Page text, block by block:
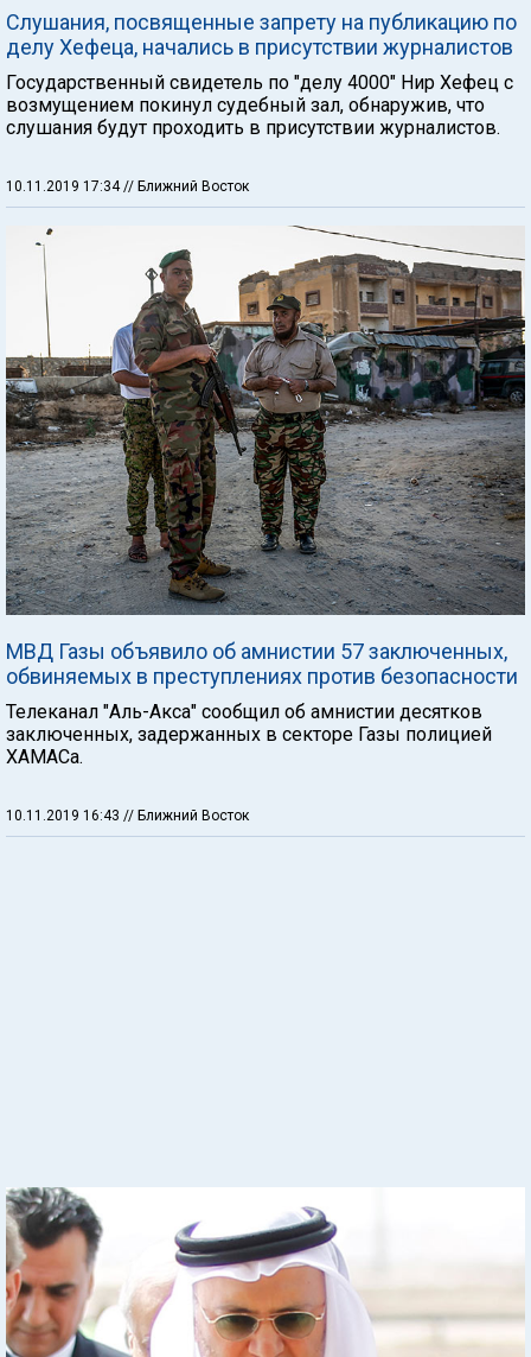
Слушания, посвященные запрету на публикацию по
делу Хефеца, начались в присутствии журналистов
Государственный свидетель по "делу 4000" Нир Хефец с
возмущением покинул судебный зал, обнаружив, что
слушания будут проходить в присутствии журналистов.
10.11.2019 17:34 // Ближний Восток
МВД Газы объявило об амнистии 57 заключенных,
обвиняемых в преступлениях против безопасности
Телеканал "Аль-Акса" сообщил об амнистии десятков
заключенных, задержанных в секторе Газы полицией
ХАМАСа.
10.11.2019 16:43 // Ближний Восток